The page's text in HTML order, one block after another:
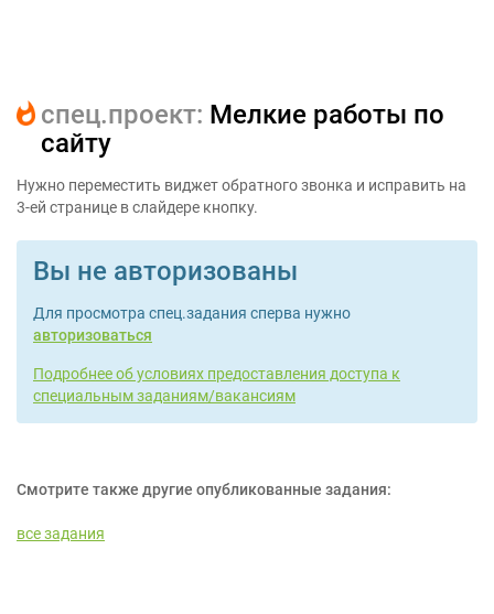
cпец.проект: Мелкие работы по
сайту
Нужно переместить виджет обратного звонка и исправить на
3-ей странице в слайдере кнопку.
Вы не авторизованы
Для просмотра спец.задания сперва нужно
авторизоваться
Подробнее об условиях предоставления доступа к
специальным заданиям/вакансиям
Смотрите также другие опубликованные задания:
все задания